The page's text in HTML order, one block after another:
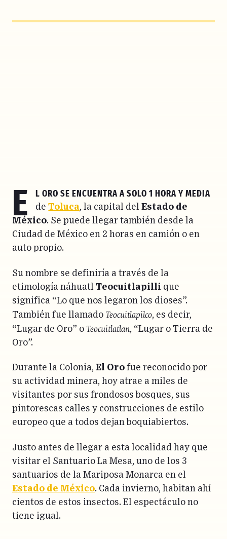
E l Oro se encuentra a solo 1 hora y media
deToluca, la capital delEstado de
México. Se puede llegar también desde la
Ciudad de México en 2 horas en camión o en
auto propio.
Su nombre se definiría a través de la
etimología náhuatl Teocuitlapilli que
significa “Lo que nos legaron los dioses”.
También fue llamado Teocuitlapilco, es decir,
“Lugar de Oro” o Teocuitlatlan, “Lugar o Tierra de
Oro”.
Durante la Colonia, El Oro fue reconocido por
su actividad minera, hoy atrae a miles de
visitantes por sus frondosos bosques, sus
pintorescas calles y construcciones de estilo
europeo que a todos dejan boquiabiertos.
Justo antes de llegar a esta localidad hay que
visitar el Santuario La Mesa, uno de los 3
santuarios de la Mariposa Monarca en el
Estado de México. Cada invierno, habitan ahí
cientos de estos insectos. El espectáculo no
tiene igual.